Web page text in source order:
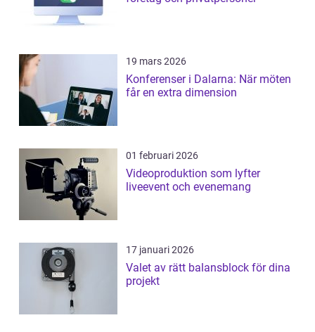
19 mars 2026
Konferenser i Dalarna: När möten
får en extra dimension
01 februari 2026
Videoproduktion som lyfter
liveevent och evenemang
17 januari 2026
Valet av rätt balansblock för dina
projekt